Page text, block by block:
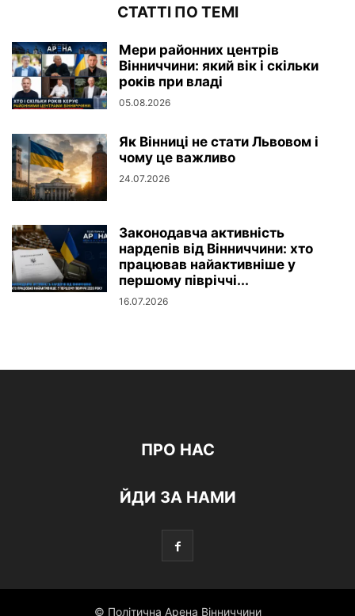
СТАТТІ ПО ТЕМІ
Мери районних центрів
Вінниччини: який вік і скільки
років при владі
05.08.2026
Як Вінниці не стати Львовом і
чому це важливо
24.07.2026
Законодавча активність
нардепів від Вінниччини: хто
працював найактивніше у
першому півріччі...
16.07.2026
ПРО НАС
ЙДИ ЗА НАМИ
© Політична Арена Вінниччини